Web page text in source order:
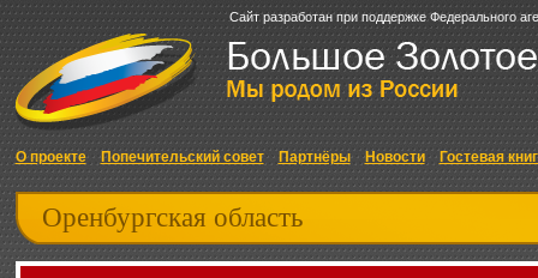
Сайт разработан при поддержке Федерального
О проекте Попечительский совет Партнёры Новости Гостевая
Оренбургская область